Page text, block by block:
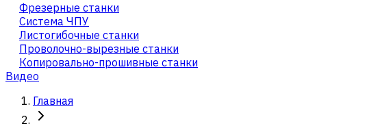
Фрезерные станки
Система ЧПУ
Листогибочные станки
Проволочно-вырезные станки
Копировально-прошивные станки
Видео
Главная